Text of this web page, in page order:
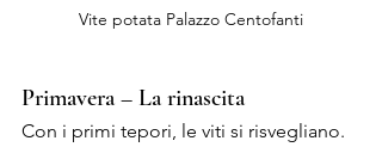
Vite potata Palazzo Centofanti
Primavera – La rinascita
Con i primi tepori, le viti si risvegliano.